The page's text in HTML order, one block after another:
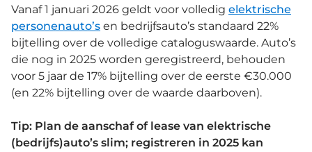
Vanaf 1 januari 2026 geldt voor volledig elektrische
personenauto’s en bedrijfsauto’s standaard 22%
bijtelling over de volledige cataloguswaarde. Auto’s
die nog in 2025 worden geregistreerd, behouden
voor 5 jaar de 17% bijtelling over de eerste €30.000
(en 22% bijtelling over de waarde daarboven).
Tip: Plan de aanschaf of lease van elektrische
(bedrijfs)auto’s slim; registreren in 2025 kan